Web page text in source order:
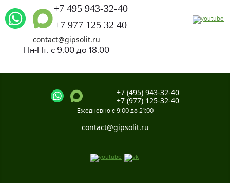
+7 495 943-32-40
+7 977 125 32 40
contact@gipsolit.ru
Пн-Пт: с 9:00 до 18:00
+7 (495) 943-32-40
+7 (977) 125-32-40
Ежедневно с 9:00 до 21:00
contact@gipsolit.ru